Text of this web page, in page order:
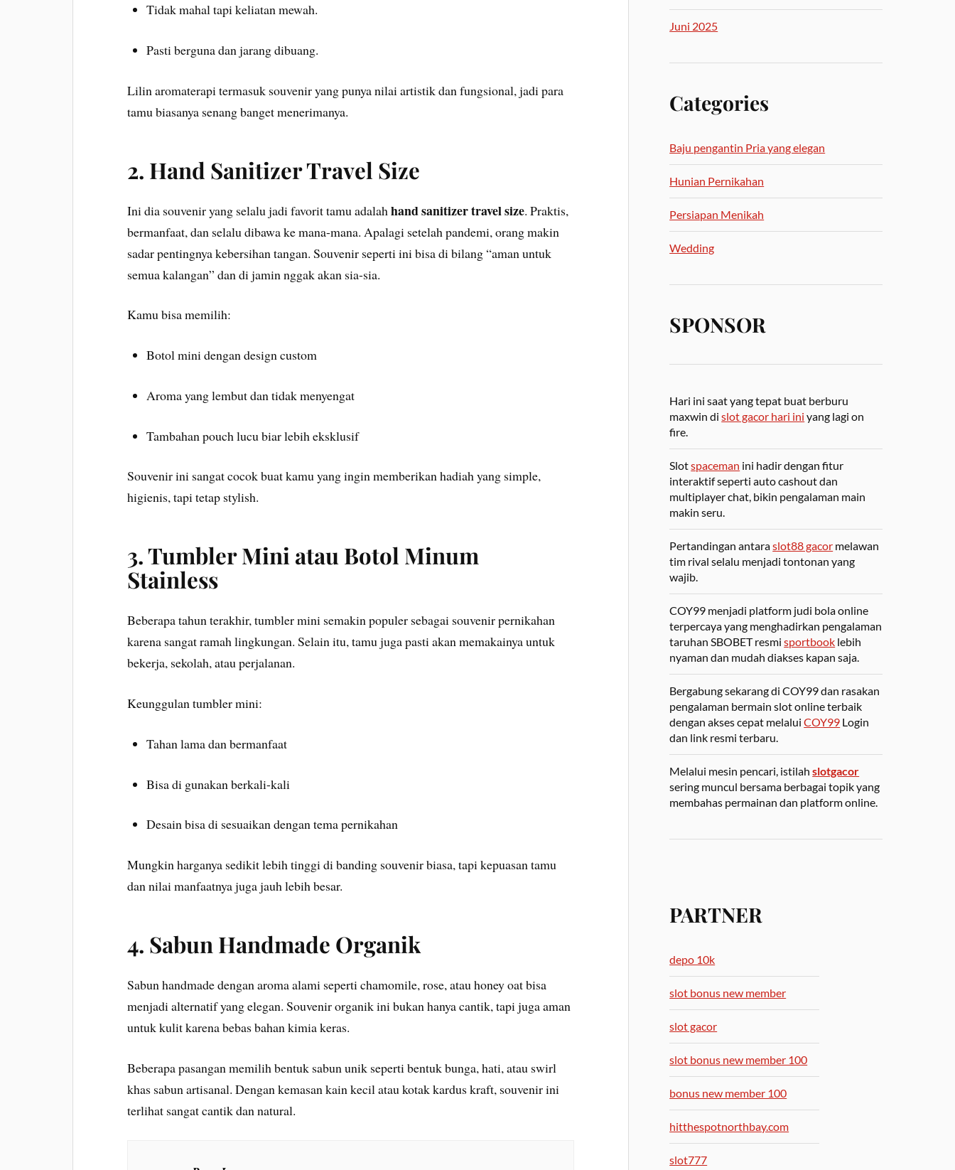
Tidak mahal tapi keliatan mewah.
Pasti berguna dan jarang dibuang.
Lilin aromaterapi termasuk souvenir yang punya nilai artistik dan fungsional, jadi para
tamu biasanya senang banget menerimanya.
2. Hand Sanitizer Travel Size
Ini dia souvenir yang selalu jadi favorit tamu adalahhand sanitizer travel size. Praktis,
bermanfaat, dan selalu dibawa ke mana-mana. Apalagi setelah pandemi, orang makin
sadar pentingnya kebersihan tangan. Souvenir seperti ini bisa di bilang “aman untuk
semua kalangan” dan di jamin nggak akan sia-sia.
Kamu bisa memilih:
Botol mini dengan design custom
Aroma yang lembut dan tidak menyengat
Tambahan pouch lucu biar lebih eksklusif
Souvenir ini sangat cocok buat kamu yang ingin memberikan hadiah yang simple,
higienis, tapi tetap stylish.
3. Tumbler Mini atau Botol Minum
Stainless
Beberapa tahun terakhir, tumbler mini semakin populer sebagai souvenir pernikahan
karena sangat ramah lingkungan. Selain itu, tamu juga pasti akan memakainya untuk
bekerja, sekolah, atau perjalanan.
Keunggulan tumbler mini:
Tahan lama dan bermanfaat
Bisa di gunakan berkali-kali
Desain bisa di sesuaikan dengan tema pernikahan
Mungkin harganya sedikit lebih tinggi di banding souvenir biasa, tapi kepuasan tamu
dan nilai manfaatnya juga jauh lebih besar.
4. Sabun Handmade Organik
Sabun handmade dengan aroma alami seperti chamomile, rose, atau honey oat bisa
menjadi alternatif yang elegan. Souvenir organik ini bukan hanya cantik, tapi juga aman
untuk kulit karena bebas bahan kimia keras.
Beberapa pasangan memilih bentuk sabun unik seperti bentuk bunga, hati, atau swirl
khas sabun artisanal. Dengan kemasan kain kecil atau kotak kardus kraft, souvenir ini
terlihat sangat cantik dan natural.
Juni 2025
Categories
Baju pengantin Pria yang elegan
Hunian Pernikahan
Persiapan Menikah
Wedding
SPONSOR
Hari ini saat yang tepat buat berburu
maxwin dislot gacor hari ini yang lagi on
fire.
Slotspaceman ini hadir dengan fitur
interaktif seperti auto cashout dan
multiplayer chat, bikin pengalaman main
makin seru.
Pertandingan antaraslot88 gacor melawan
tim rival selalu menjadi tontonan yang
wajib.
COY99 menjadi platform judi bola online
terpercaya yang menghadirkan pengalaman
taruhan SBOBET resmisportbook lebih
nyaman dan mudah diakses kapan saja.
Bergabung sekarang di COY99 dan rasakan
pengalaman bermain slot online terbaik
dengan akses cepat melaluiCOY99 Login
dan link resmi terbaru.
Melalui mesin pencari, istilahslotgacor
sering muncul bersama berbagai topik yang
membahas permainan dan platform online.
PARTNER
depo 10k
slot bonus new member
slot gacor
slot bonus new member 100
bonus new member 100
hitthespotnorthbay.com
slot777